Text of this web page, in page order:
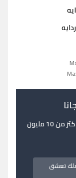
مع البرنامج العربي الاشهر على الاطلاق وبأكثر من 10 مليون
تعشق